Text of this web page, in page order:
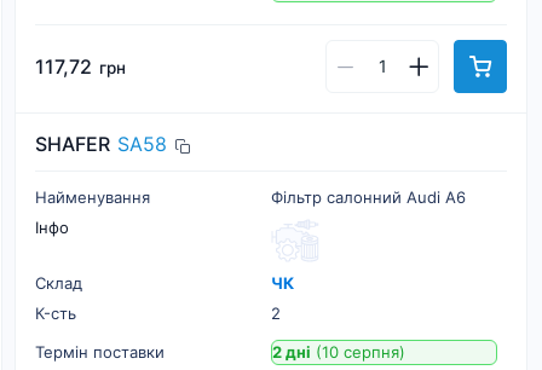
117,72 грн
SHAFER SA58
Найменування
Фільтр салонний Audi A6
Інфо
Склад
ЧК
К-cть
2
Термін поставки
2 дні (10 серпня)